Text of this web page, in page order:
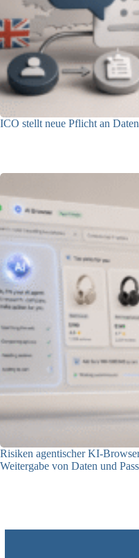
ICO stellt neue Pflicht an
Risiken agentischer KI-
Weitergabe von Daten und